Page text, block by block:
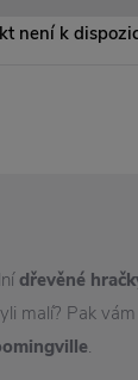
není k
dřevěné
malí? Pak
.